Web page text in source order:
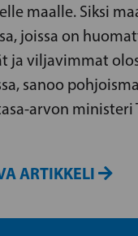
maalle. Siksi
joissa on
ja viljavimmat
sanoo
arvon ministeri
ARTIKKELI